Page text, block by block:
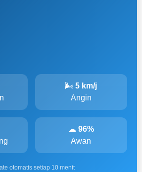
🌬5 km/j
Angin
☁ 96%
Awan
otomatis setiap 10 menit